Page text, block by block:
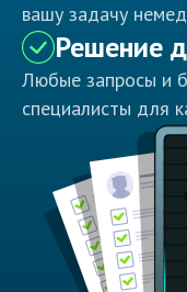
вашу задачу
Решение
Любые запросы и
специалисты для